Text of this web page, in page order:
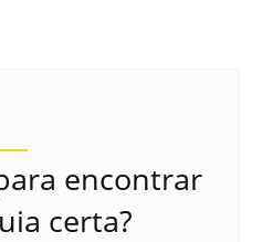
encontrar
certa?